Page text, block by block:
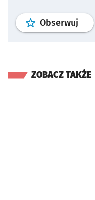
Obserwuj profil
ZOBACZ TAKŻE